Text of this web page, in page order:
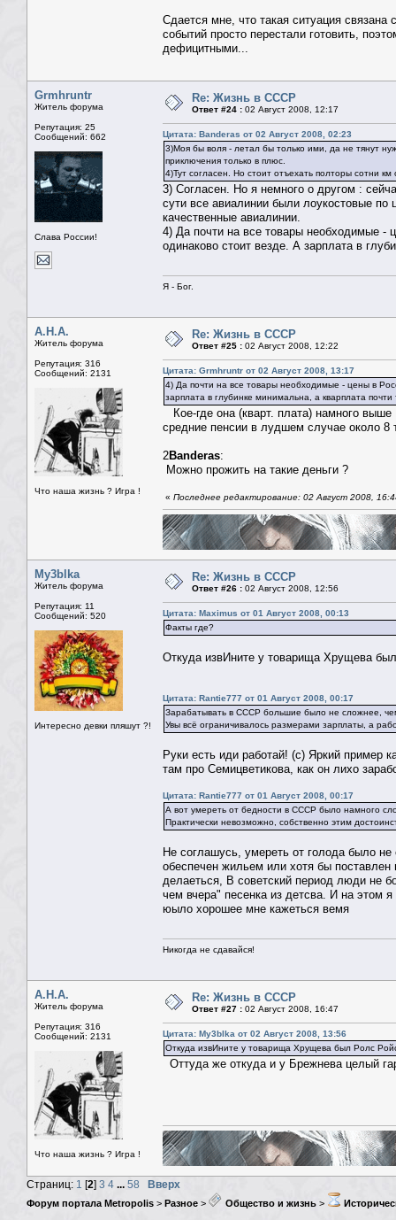
Сдается мне, что такая ситуация связана
событий просто перестали готовить,
дефицитными...
Grmhruntr
Житель форума
Репутация: 25
Сообщений: 662
Слава России!
Re: Жизнь в СССР
Ответ #24 : 02 Август 2008, 12:17
Цитата: Banderas от 02 Август 2008, 02:23
3)Моя бы воля - летал бы только ими, да не тянут
приключения только в плюс.
4)Тут согласен. Но стоит отъехать полторы сотни
3) Согласен. Но я немного о другом :
сути все авиалинии были лоукостовые по
качественные авиалинии.
4) Да почти на все товары необходимые -
одинаково стоит везде. А зарплата в
Я - Бог.
А.Н.А.
Житель форума
Репутация: 316
Сообщений: 2131
Что наша жизнь ? Игра !
Re: Жизнь в СССР
Ответ #25 : 02 Август 2008, 12:22
Цитата: Grmhruntr от 02 Август 2008, 13:17
4) Да почти на все товары необходимые - цены в
зарплата в глубинке минимальна, а кварплата почти
Кое-где она (кварт. плата) намного
средние пенсии в лудшем случае около
2Banderas:
Можно прожить на такие деньги ?
« Последнее редактирование: 02 Август 2008,
My3blka
Житель форума
Репутация: 11
Сообщений: 520
Интересно девки пляшут ?!
Re: Жизнь в СССР
Ответ #26 : 02 Август 2008, 12:56
Цитата: Maximus от 01 Август 2008, 00:13
Факты где?
Откуда извИните у товарища Хрущева
Цитата: Rantie777 от 01 Август 2008, 00:17
Зарабатывать в СССР большие было не сложнее,
Увы всё ограничивалось размерами зарплаты, а
Руки есть иди работай! (с) Яркий пример
там про Семицветикова, как он лихо
Цитата: Rantie777 от 01 Август 2008, 00:17
А вот умереть от бедности в СССР было намного
Практически невозможно, собственно этим
Не соглашусь, умереть от голода было
обеспечен жильем или хотя бы
делаеться, В советский период люди не
чем вчера" песенка из детсва. И на этом
юыло хорошее мне кажеться вемя
Никогда не сдавайся!
А.Н.А.
Житель форума
Репутация: 316
Сообщений: 2131
Что наша жизнь ? Игра !
Re: Жизнь в СССР
Ответ #27 : 02 Август 2008, 16:47
Цитата: My3blka от 02 Август 2008, 13:56
Откуда извИните у товарища Хрущева был Ролс
Оттуда же откуда и у Брежнева целый
Страниц: 1 [2] 3 4 ... 58 Вверх
Форум портала Metropolis > Разное > Общество и жизнь >